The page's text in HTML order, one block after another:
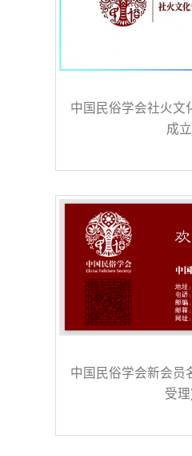
中国民俗学会社火文
成立
中国民俗学会新会员
受